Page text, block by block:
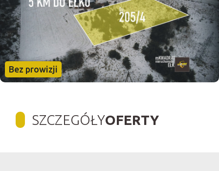
Bez prowizji
SZCZEGÓŁYOFERTY